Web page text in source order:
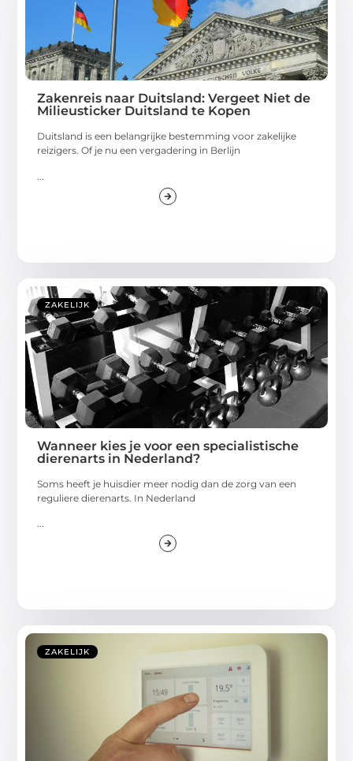
Zakenreis naar Duitsland: Vergeet Niet de
Milieusticker Duitsland te Kopen
Duitsland is een belangrijke bestemming voor zakelijke
reizigers. Of je nu een vergadering in Berlijn
ZAKELIJK
Wanneer kies je voor een specialistische
dierenarts in Nederland?
Soms heeft je huisdier meer nodig dan de zorg van een
reguliere dierenarts. In Nederland
...
ZAKELIJK